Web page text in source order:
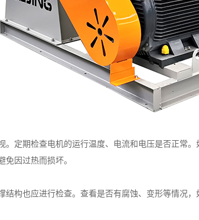
期检查电机的运行温度、电流和电压是否正常。
免因过热而损坏。
构也应进行检查。查看是否有腐蚀、变形等情况，